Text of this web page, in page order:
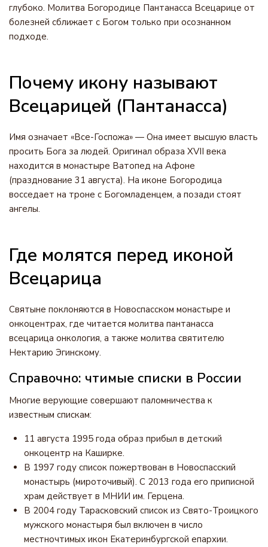
глубоко. Молитва Богородице Пантанасса Всецарице от
болезней сближает с Богом только при осознанном
подходе.
Почему икону называют
Всецарицей (Пантанасса)
Имя означает «Все-Госпожа» — Она имеет высшую власть
просить Бога за людей. Оригинал образа XVII века
находится в монастыре Ватопед на Афоне
(празднование 31 августа). На иконе Богородица
восседает на троне с Богомладенцем, а позади стоят
ангелы.
Где молятся перед иконой
Всецарица
Святыне поклоняются в Новоспасском монастыре и
онкоцентрах, где читается молитва пантанасса
всецарица онкология, а также молитва святителю
Нектарию Эгинскому.
Справочно: чтимые списки в России
Многие верующие совершают паломничества к
известным спискам:
11 августа 1995 года образ прибыл в детский
онкоцентр на Каширке.
В 1997 году список пожертвован в Новоспасский
монастырь (мироточивый). С 2013 года его приписной
храм действует в МНИИ им. Герцена.
В 2004 году Тарасковский список из Свято-Троицкого
мужского монастыря был включен в число
местночтимых икон Екатеринбургской епархии.